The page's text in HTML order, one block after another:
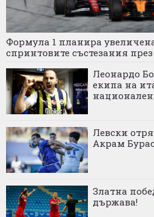
Формула 1 планира
спринтовите състезания през
Леонардо
екипа на
национален
Левски
Акрам
Златна
държава!